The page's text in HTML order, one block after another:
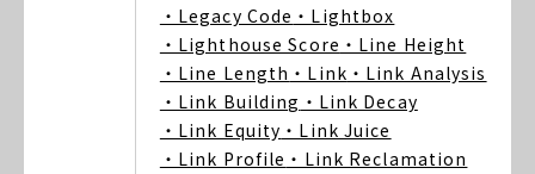
・Legacy Code ・Lightbox
・Lighthouse Score ・Line Height
・Line Length ・Link ・Link Analysis
・Link Building ・Link Decay
・Link Equity ・Link Juice
・Link Profile ・Link Reclamation